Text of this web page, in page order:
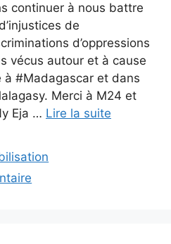
continuer à nous battre
de
d’oppressions
vécus autour et à cause
à #Madagascar et dans
Merci à M24 et
Eja … Lire la suite